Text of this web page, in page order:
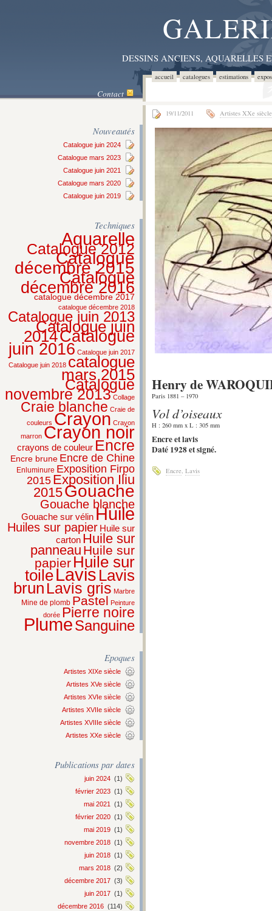
DESSINS ANCIENS,
accueil catalogues estimations
Contact
Nouveautés
Catalogue juin 2024
Catalogue mars 2023
Catalogue juin 2021
Catalogue mars 2020
Catalogue juin 2019
Techniques
Aquarelle
Catalogue 2012
Catalogue
décembre 2015
Catalogue
décembre 2016
catalogue décembre 2017
catalogue décembre 2018
Catalogue juin 2013
Catalogue juin
2014Catalogue
juin 2016 Catalogue juin 2017
Catalogue juin 2018 catalogue
mars 2015
Catalogue
novembre 2013 Collage
Craie blanche Craie de
couleurs Crayon Crayon
marron Crayon noir
crayons de couleur Encre
Encre brune Encre de Chine
Enluminure Exposition Firpo
2015 Exposition Iliu
2015Gouache
Gouache blanche
Gouache sur vélinHuile
Huiles sur papier Huile sur
carton Huile sur
panneau Huile sur
papier Huile sur
toileLavis Lavis
brun Lavis gris Marbre
Mine de plomb Pastel Peinture
dorée Pierre noire
PlumeSanguine
Epoques
Artistes XIXe siècle
Artistes XVe siècle
Artistes XVIe siècle
Artistes XVIIe siècle
Artistes XVIIIe siècle
Artistes XXe siècle
Publications par dates
juin 2024 (1)
février 2023 (1)
mai 2021
(1)
février 2020 (1)
mai 2019 (1)
novembre 2018 (1)
juin 2018 (1)
mars 2018 (2)
décembre 2017 (3)
juin 2017 (1)
décembre 2016 (114)
19/11/2011 Artistes XXe siècle
Henry de
Paris 1881 – 1970
Vol d’oiseaux
H : 260 mm x L : 305 mm
Encre et lavis
Daté 1928 et signé.
Encre Lavis